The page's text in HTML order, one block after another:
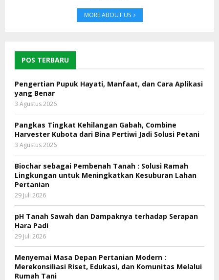
MORE ABOUT US
POS TERBARU
Pengertian Pupuk Hayati, Manfaat, dan Cara Aplikasi
yang Benar
3 Agustus 2026
Pangkas Tingkat Kehilangan Gabah, Combine
Harvester Kubota dari Bina Pertiwi Jadi Solusi Petani
3 Agustus 2026
Biochar sebagai Pembenah Tanah : Solusi Ramah
Lingkungan untuk Meningkatkan Kesuburan Lahan
Pertanian
29 Juli 2026
pH Tanah Sawah dan Dampaknya terhadap Serapan
Hara Padi
29 Juli 2026
Menyemai Masa Depan Pertanian Modern :
Merekonsiliasi Riset, Edukasi, dan Komunitas Melalui
Rumah Tani